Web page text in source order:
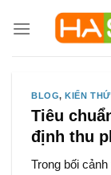
BLOG,KIẾN
Tiêu
định thu
Trong bối